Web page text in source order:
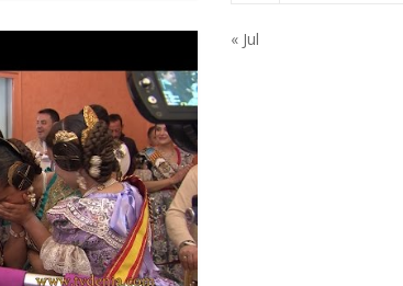
« Jul